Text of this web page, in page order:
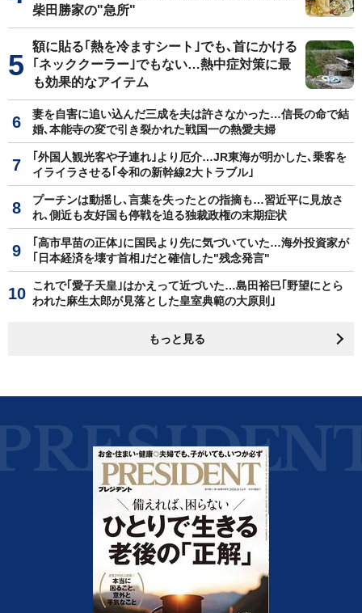
柴田勝家の"急所"
額に貼る｢熱を冷ますシート｣でも､首にかける
｢ネッククーラー｣でもない…熱中症対策に最
も効果的なアイテム
妻を自害に追い込んだ三成を夫は許さなかった…信長の命で結
婚､本能寺の変で引き裂かれた戦国一の熱愛夫婦
｢外国人観光客や子連れ｣より厄介…JR東海が明かした､乗客を
イライラさせる｢令和の新幹線2大トラブル｣
プーチンは動揺し､言葉を失ったとの指摘も…習近平に見放さ
れ､側近も友好国も停戦を迫る独裁政権の末期症状
｢高市早苗の正体｣に国民より先に気づいていた…海外投資家が
｢日本経済を壊す首相｣だと確信した"残念発言"
これで｢愛子天皇｣はかえって近づいた…島田裕巳｢野望にとら
われた麻生太郎が見落とした皇室典範の大原則｣
もっと見る